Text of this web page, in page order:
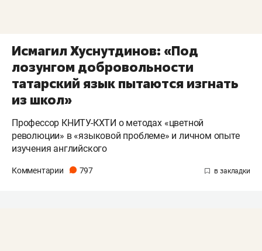
Исмагил Хуснутдинов: «Под
лозунгом добровольности
татарский язык пытаются изгнать
из школ»
Профессор КНИТУ-КХТИ о методах «цветной
революции» в «языковой проблеме» и личном опыте
изучения английского
Комментарии 797